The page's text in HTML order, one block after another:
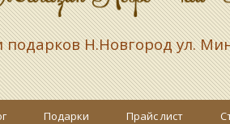
подарковН.Новгород ул.
Подарки Прайс лист